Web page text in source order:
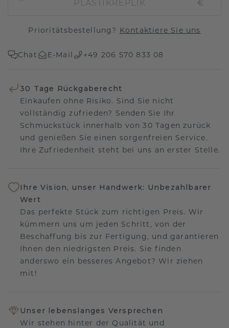
PLASTIKREPLIK
€
Prioritätsbestellung? Kontaktiere Sie uns
Chat E-Mail +49 206 570 833 08
30 Tage Rückgaberecht
Einkaufen ohne Risiko. Sind Sie nicht
vollständig zufrieden? Senden Sie Ihr
Schmuckstück innerhalb von 30 Tagen zurück
und genießen Sie einen sorgenfreien Service.
Ihre Zufriedenheit steht bei uns an erster Stelle.
Ihre Vision, unser Handwerk: Unbezahlbarer
Wert
Das perfekte Stück zum richtigen Preis. Wir
kümmern uns um jeden Schritt, von der
Beschaffung bis zur Fertigung, und garantieren
Ihnen den niedrigsten Preis. Sie finden
anderswo ein besseres Angebot? Wir ziehen
mit!
Unser lebenslanges Versprechen
Wir stehen hinter der Qualität und